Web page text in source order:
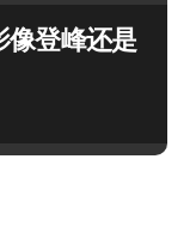
像登峰还是